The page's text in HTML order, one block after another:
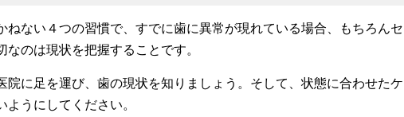
ねない４つの習慣で、すでに歯に異常が現れている場合、もちろんセ
のは現状を把握することです。
院に足を運び、歯の現状を知りましょう。そして、状態に合わせたケ
うにしてください。